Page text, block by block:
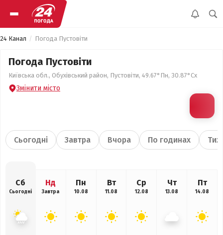
24 Канал Погода Пустовіти
Погода Пустовіти
Київська обл., Обухівський район, Пустовіти, 49.67°Пн, 30.87°Сх
Змінити місто
Сьогодні Завтра Вчора По годинах
Сб
Сьогодні
Нд
Завтра
Пн
10.08
Вт
11.08
Ср
12.08
Чт
13.08
Пт
14.08